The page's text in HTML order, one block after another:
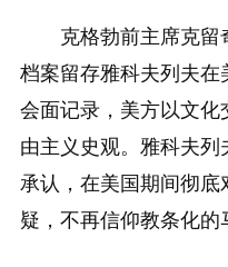
克格勃前主席克留
档案留存雅科夫列夫在
会面记录，美方以文化
由主义史观。雅科夫
承认，在美国期间彻
疑，不再信仰教条化的